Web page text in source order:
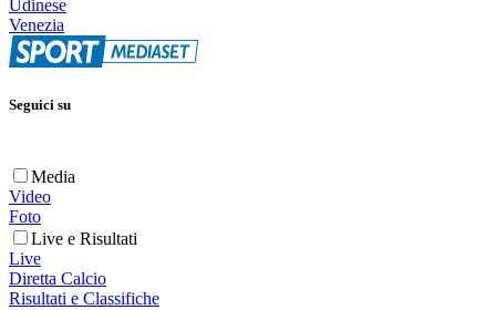
Udinese
Venezia
Seguici su
Media
Video
Foto
Live e Risultati
Live
Diretta Calcio
Risultati e Classifiche